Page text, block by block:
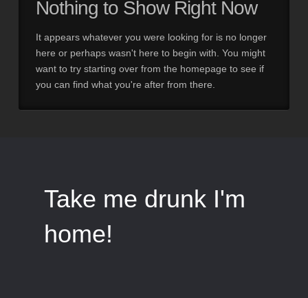
Nothing to Show Right Now
It appears whatever you were looking for is no longer
here or perhaps wasn't here to begin with. You might
want to try starting over from the homepage to see if
you can find what you're after from there.
Take me drunk I'm
home!